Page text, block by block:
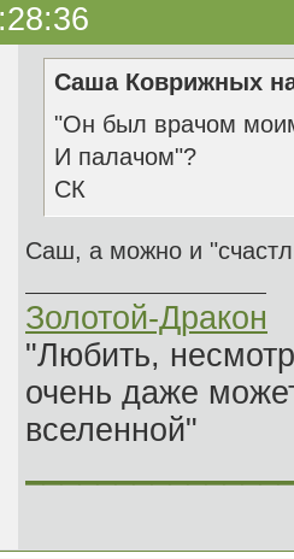
Саша Коврижных
"Он был врачом
И палачом"?
СК
Саш, а можно и
Золотой-Дракон
"Любить,
очень даже
вселенной"